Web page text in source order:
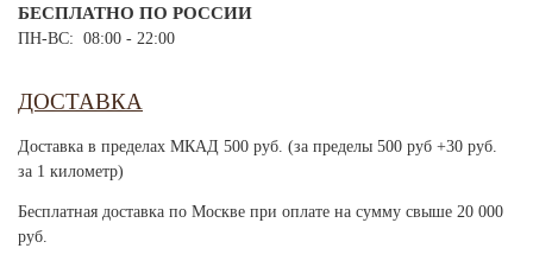
БЕСПЛАТНО ПО РОССИИ
ПН-ВС: 08:00 - 22:00
ДОСТАВКА
Доставка в пределах МКАД 500 руб. (за пределы 500 руб +30 руб.
за 1 километр)
Бесплатная доставка по Москве при оплате на сумму свыше 20 000
руб.